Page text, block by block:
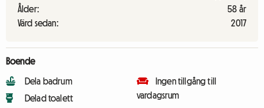
Ålder:
58 år
Värd sedan:
2017
Boende
Dela badrum
Delad toalett
Ingen tillgång till
vardagsrum